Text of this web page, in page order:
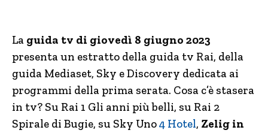
La guida tv di giovedì 8 giugno 2023
presenta un estratto della guida tv Rai, della
guida Mediaset, Sky e Discovery dedicata ai
programmi della prima serata. Cosa c’è stasera
in tv? Su Rai 1 Gli anni più belli, su Rai 2
Spirale di Bugie, su Sky Uno4 Hotel, Zelig in